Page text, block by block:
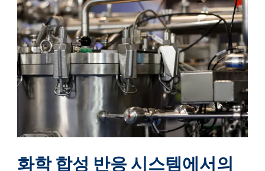
화학 합성 반응 시스템에서의